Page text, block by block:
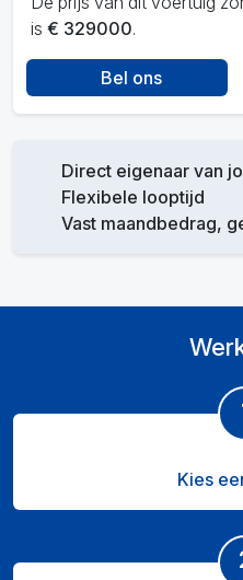
is € 329000.
Bel ons
Direct eigenaar van
Flexibele looptijd
Vast maandbedrag,
Kies